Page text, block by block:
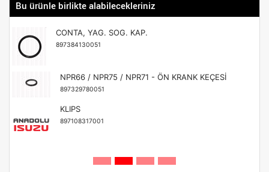
Bu ürünle birlikte alabilecekleriniz
CONTA, YAG. SOG. KAP.
897384130051
NPR66 / NPR75 / NPR71 - ÖN KRANK KEÇESİ
897329780051
KLIPS
897108317001